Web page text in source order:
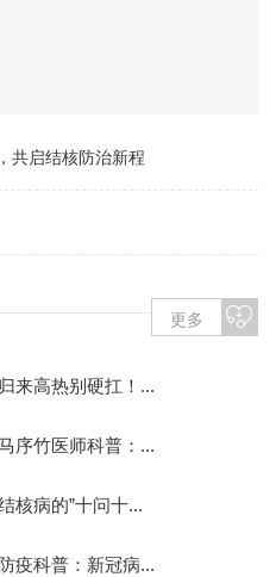
共启结核防治新程
更多
来高热别硬扛！...
序竹医师科普：...
核病的”十问十...
疫科普：新冠病...